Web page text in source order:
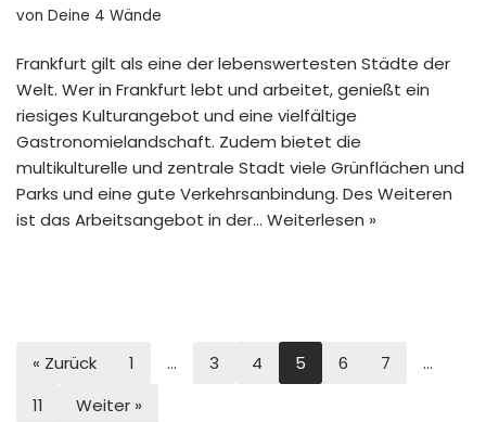
von Deine 4 Wände
Frankfurt gilt als eine der lebenswertesten Städte der
Welt. Wer in Frankfurt lebt und arbeitet, genießt ein
riesiges Kulturangebot und eine vielfältige
Gastronomielandschaft. Zudem bietet die
multikulturelle und zentrale Stadt viele Grünflächen und
Parks und eine gute Verkehrsanbindung. Des Weiteren
ist das Arbeitsangebot in der… Weiterlesen »
« Zurück 1 … 3 4 5 6 7
…
11
Weiter »